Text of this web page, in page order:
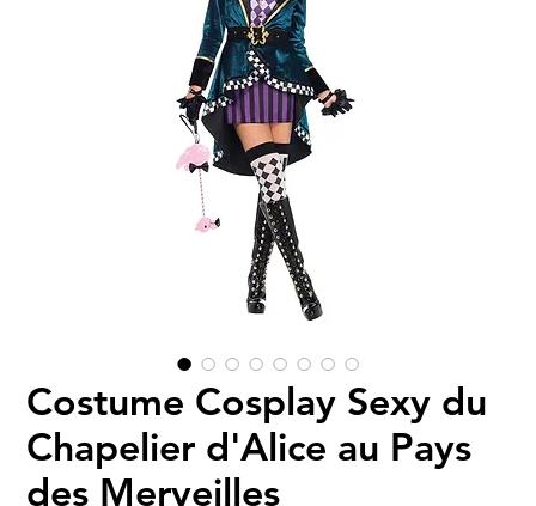
Costume Cosplay Sexy du
Chapelier d'Alice au Pays
des Merveilles